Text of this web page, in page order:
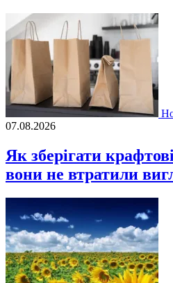
07.08.2026
Як зберігати
вони не втратили